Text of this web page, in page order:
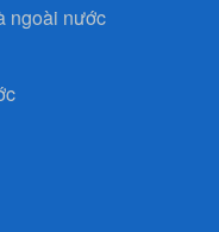
ngoài nước